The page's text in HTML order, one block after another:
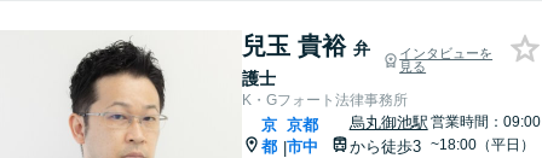
兒玉 貴裕 弁
護士
インタビューを
見る
K・Gフォート法律事務所
京
都 |
京都
市中
烏丸御池駅
から徒歩3
営業時間：09:00
~18:00（平日）